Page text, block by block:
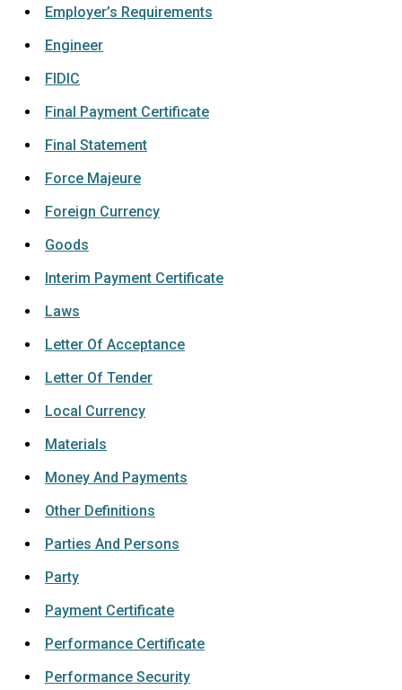
Employer’s Requirements
Engineer
FIDIC
Final Payment Certificate
Final Statement
Force Majeure
Foreign Currency
Goods
Interim Payment Certificate
Laws
Letter Of Acceptance
Letter Of Tender
Local Currency
Materials
Money And Payments
Other Definitions
Parties And Persons
Party
Payment Certificate
Performance Certificate
Performance Security